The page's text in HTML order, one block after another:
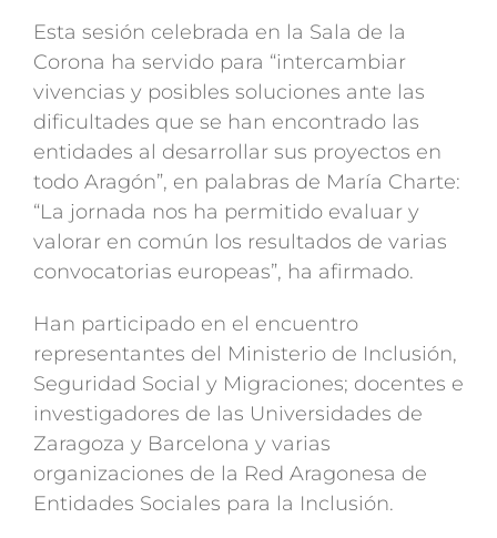
Esta sesión celebrada en la Sala de la
Corona ha servido para “intercambiar
vivencias y posibles soluciones ante las
dificultades que se han encontrado las
entidades al desarrollar sus proyectos en
todo Aragón”, en palabras de María Charte:
“La jornada nos ha permitido evaluar y
valorar en común los resultados de varias
convocatorias europeas”, ha afirmado.
Han participado en el encuentro
representantes del Ministerio de Inclusión,
Seguridad Social y Migraciones; docentes e
investigadores de las Universidades de
Zaragoza y Barcelona y varias
organizaciones de la Red Aragonesa de
Entidades Sociales para la Inclusión.